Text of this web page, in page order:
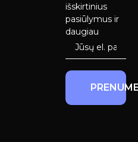
išskirtinius
pasiūlymus ir
daugiau